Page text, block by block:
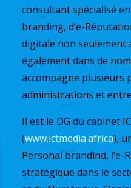
consultant spécialisé
branding, d’e-
digitale non seulement
également dans de
accompagne plusieurs
administrations et
Il est le DG du cabinet
(www.ictmedia.africa),
Personal brandind, l’e-
stratégique dans le